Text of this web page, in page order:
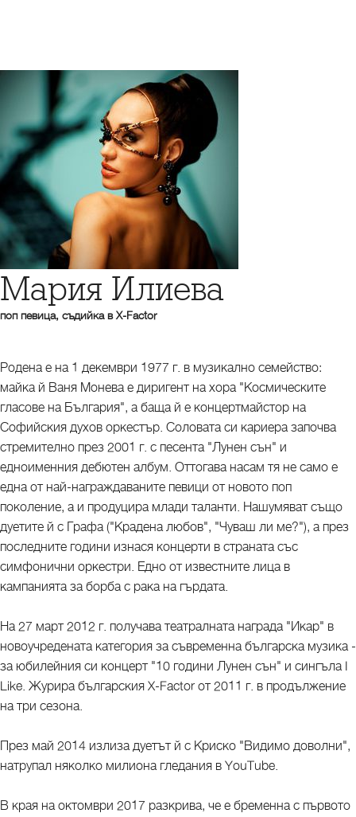
Мария Илиева
поп певица, съдийка в X-Factor
Родена е на 1 декември 1977 г. в музикално семейство:
майка й Ваня Монева е диригент на хора "Космическите
гласове на България", а баща й е концертмайстор на
Софийския духов оркестър. Соловата си кариера започва
стремително през 2001 г. с песента "Лунен сън" и
едноименния дебютен албум. Оттогава насам тя не само е
една от най-награждаваните певици от новото поп
поколение, а и продуцира млади таланти. Нашумяват също
дуетите й с Графа ("Крадена любов", "Чуваш ли ме?"), а през
последните години изнася концерти в страната със
симфонични оркестри. Едно от известните лица в
кампанията за борба с рака на гърдата.
На 27 март 2012 г. получава театралната награда "Икар" в
новоучредената категория за съвременна българска музика -
за юбилейния си концерт "10 години Лунен сън" и сингъла I
Like. Журира българския X-Factor от 2011 г. в продължение
на три сезона.
През май 2014 излиза дуетът й с Криско "Видимо доволни",
натрупал няколко милиона гледания в YouTube.
В края на октомври 2017 разкрива, че е бременна с първото